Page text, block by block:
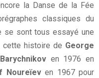
la Danse de la Fée
classiques du
se sont tous essayé une
histoire de George
en 1976 en
Noureïeven 1967 pour